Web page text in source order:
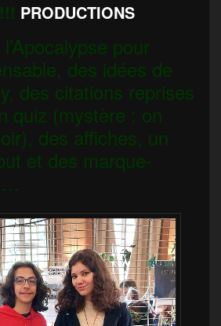
PRODUCTIONS
pour
des idées de
des citations reprises
quiz (mystère : on
des affiches, un
et des marque-